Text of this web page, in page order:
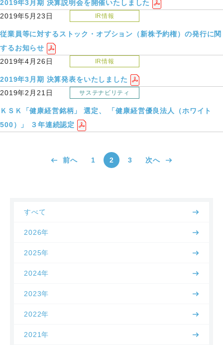
2019年3月期 決算説明会を開催いたしました
2019年5月23日
IR情報
従業員等に対するストック・オプション（新株予約権）の発行に関
するお知らせ
2019年4月26日
IR情報
2019年3月期 決算発表をいたしました
2019年2月21日
サステナビリティ
ＫＳＫ「健康経営銘柄」 選定、 「健康経営優良法人（ホワイト
500）」 ３年連続認定
前へ 1 2 3 次へ
すべて
2026年
2025年
2024年
2023年
2022年
2021年